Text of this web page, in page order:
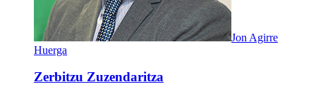
Jon Agirre
Huerga
Zerbitzu Zuzendaritza